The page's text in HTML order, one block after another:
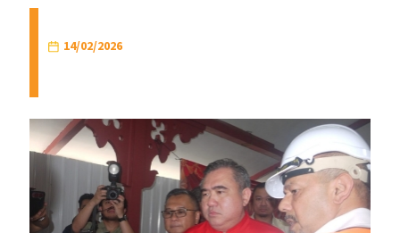
14/02/2026